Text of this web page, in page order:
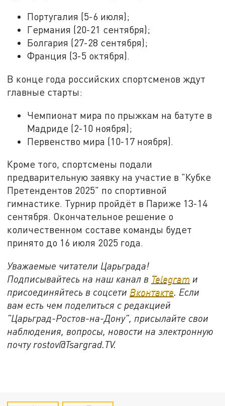
Португалия (5-6 июля);
Германия (20-21 сентября);
Болгария (27-28 сентября);
Франция (3-5 октября).
В конце года российских спортсменов ждут
главные старты:
Чемпионат мира по прыжкам на батуте в
Мадриде (2-10 ноября);
Первенство мира (10-17 ноября).
Кроме того, спортсмены подали
предварительную заявку на участие в "Кубке
Претендентов 2025" по спортивной
гимнастике. Турнир пройдёт в Париже 13-14
сентября. Окончательное решение о
количественном составе команды будет
принято до 16 июля 2025 года.
Уважаемые читатели Царьграда!
Подписывайтесь на наш канал в Telegram и
присоединяйтесь в соцсети Вконтакте. Если
вам есть чем поделиться с редакцией
"Царьград-Ростов-на-Дону", присылайте свои
наблюдения, вопросы, новости на электронную
почту rostov@Tsargrad.ТV.